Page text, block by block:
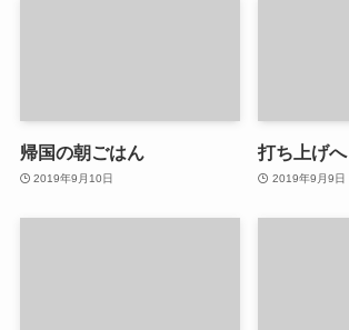
帰国の朝ごはん
2019年9月10日
打ち上げへ
2019年9月9日